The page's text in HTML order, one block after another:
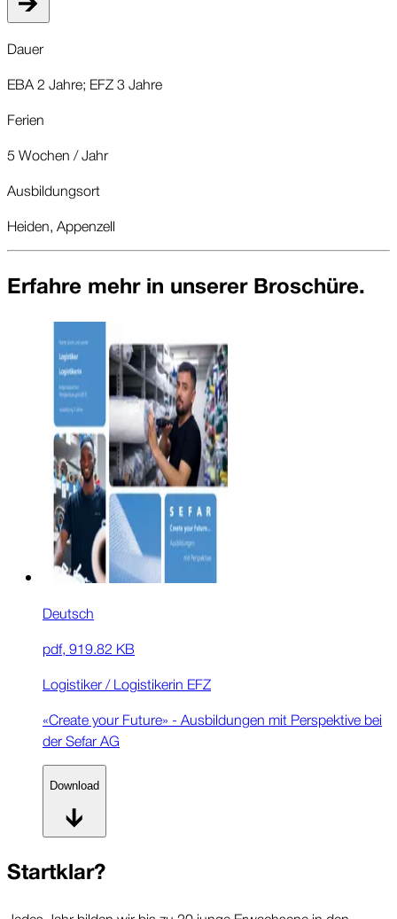
Dauer
EBA 2 Jahre; EFZ 3 Jahre
Ferien
5 Wochen / Jahr
Ausbildungsort
Heiden, Appenzell
Erfahre mehr in unserer Broschüre.
Deutsch
pdf, 919.82 KB
Logistiker / Logistikerin EFZ
«Create your Future» - Ausbildungen mit Perspektive bei
der Sefar AG
Download
Startklar?